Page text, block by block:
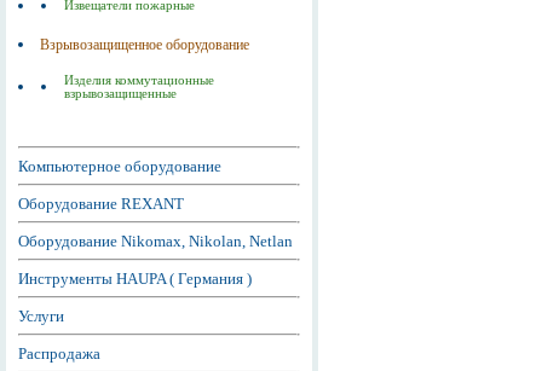
Извещатели пожарные
Взрывозащищенное оборудование
Изделия коммутационные
взрывозащищенные
Компьютерное оборудование
Оборудование REXANT
Оборудование Nikomax, Nikolan, Netlan
Инструменты HAUPA ( Германия )
Услуги
Распродажа